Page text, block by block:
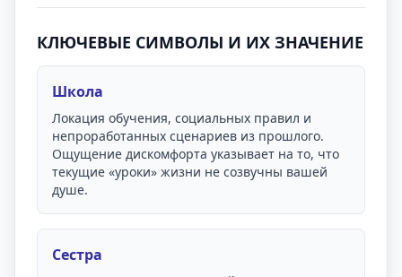
КЛЮЧЕВЫЕ СИМВОЛЫ И ИХ ЗНАЧЕНИЕ
Школа
Локация обучения, социальных правил и
непроработанных сценариев из прошлого.
Ощущение дискомфорта указывает на то, что
текущие «уроки» жизни не созвучны вашей
душе.
Сестра